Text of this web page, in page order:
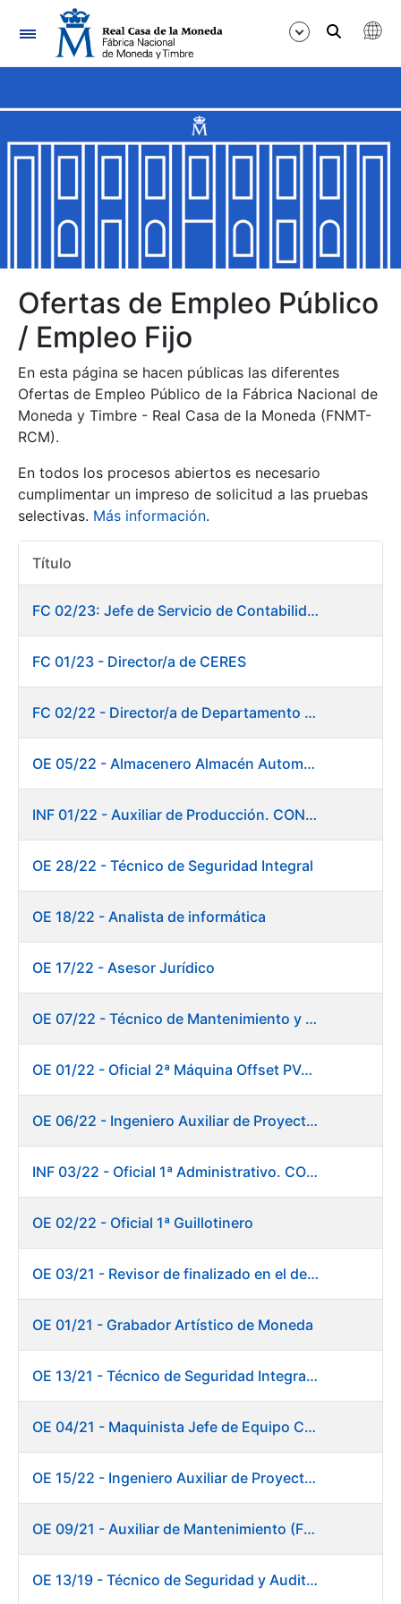
Navegación
Mostrar/Ocultar
Mostrar/Ocultar
Mostrar/Ocultar
Mostrar/Ocultar
Mostrar/Ocultar
Mostrar/Ocultar
Mostrar/Ocultar
Mostrar/Ocultar
Ofertas de Empleo Público
/ Empleo Fijo
En esta página se hacen públicas las diferentes
Ofertas de Empleo Público de la Fábrica Nacional de
Moneda y Timbre - Real Casa de la Moneda (FNMT-
RCM).
En todos los procesos abiertos es necesario
cumplimentar un impreso de solicitud a las pruebas
selectivas. Más información.
Título
FC 02/23: Jefe de Servicio de Contabilidad
FC 01/23 - Director/a de CERES
FC 02/22 - Director/a de Departamento de Fábrica de Papel en Burgos
OE 05/22 - Almacenero Almacén Automático
INF 01/22 - Auxiliar de Producción. CONSOLIDACIÓN EMPLEO TEMPORAL
OE 28/22 - Técnico de Seguridad Integral
OE 18/22 - Analista de informática
OE 17/22 - Asesor Jurídico
OE 07/22 - Técnico de Mantenimiento y Aplicaciones Industriales
OE 01/22 - Oficial 2ª Máquina Offset PVC+2 colores
OE 06/22 - Ingeniero Auxiliar de Proyectos
INF 03/22 - Oficial 1ª Administrativo. CONSOLIDACIÓN EMPLEO TEMPORAL LARGA DURACIÓN
OE 02/22 - Oficial 1ª Guillotinero
OE 03/21 - Revisor de finalizado en el departamento Fábrica de Papel - Burgos
OE 01/21 - Grabador Artístico de Moneda
OE 13/21 - Técnico de Seguridad Integral (Centro de Trabajo de Burgos)
OE 04/21 - Maquinista Jefe de Equipo Corte y Enfajado
OE 15/22 - Ingeniero Auxiliar de Proyectos - DIT
OE 09/21 - Auxiliar de Mantenimiento (Fábrica de Papel)
OE 13/19 - Técnico de Seguridad y Auditoría Informática. Dirección de Sistemas de Información